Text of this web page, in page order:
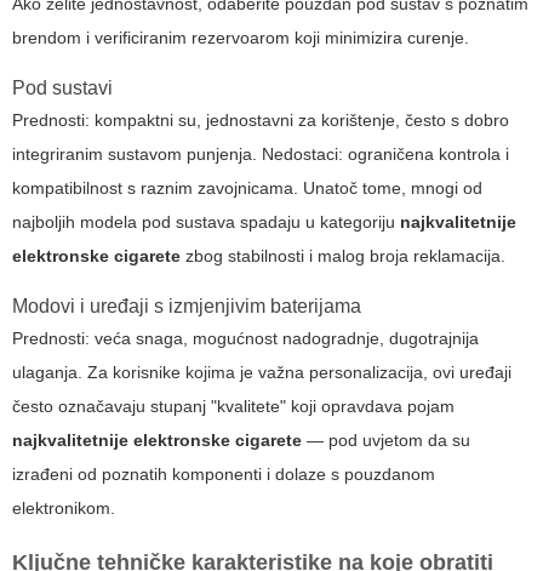
brendom i verificiranim rezervoarom koji minimizira curenje.
Pod sustavi
Prednosti: kompaktni su, jednostavni za korištenje, često s dobro
integriranim sustavom punjenja. Nedostaci: ograničena kontrola i
kompatibilnost s raznim zavojnicama. Unatoč tome, mnogi od
najboljih modela pod sustava spadaju u kategoriju najkvalitetnije
elektronske cigarete zbog stabilnosti i malog broja reklamacija.
Modovi i uređaji s izmjenjivim baterijama
Prednosti: veća snaga, mogućnost nadogradnje, dugotrajnija
ulaganja. Za korisnike kojima je važna personalizacija, ovi uređaji
često označavaju stupanj "kvalitete" koji opravdava pojam
najkvalitetnije elektronske cigarete — pod uvjetom da su
izrađeni od poznatih komponenti i dolaze s pouzdanom
elektronikom.
Ključne tehničke karakteristike na koje obratiti